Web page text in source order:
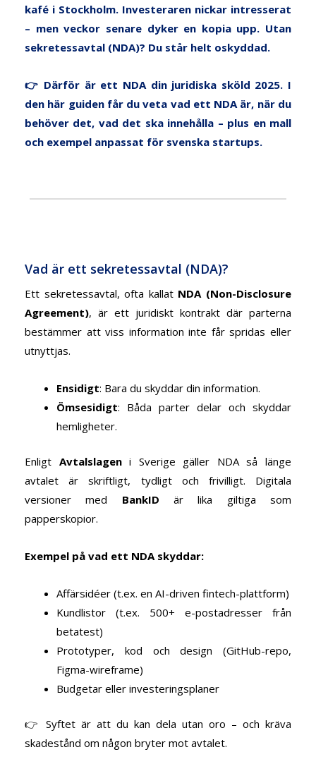
kafé i Stockholm. Investeraren nickar intresserat
– men veckor senare dyker en kopia upp. Utan
sekretessavtal (NDA)? Du står helt oskyddad.
👉 Därför är ett NDA din juridiska sköld 2025. I
den här guiden får du veta vad ett NDA är, när du
behöver det, vad det ska innehålla – plus en mall
och exempel anpassat för svenska startups.
Vad är ett sekretessavtal (NDA)?
Ett sekretessavtal, ofta kallat NDA (Non-Disclosure
Agreement), är ett juridiskt kontrakt där parterna
bestämmer att viss information inte får spridas eller
utnyttjas.
Ensidigt: Bara du skyddar din information.
Ömsesidigt: Båda parter delar och skyddar
hemligheter.
Enligt Avtalslageni Sverige gäller NDA så länge
avtalet är skriftligt, tydligt och frivilligt. Digitala
versioner med BankID är lika giltiga som
papperskopior.
Exempel på vad ett NDA skyddar:
Affärsidéer (t.ex. en AI-driven fintech-plattform)
Kundlistor (t.ex. 500+ e-postadresser från
betatest)
Prototyper, kod och design (GitHub-repo,
Figma-wireframe)
Budgetar eller investeringsplaner
👉 Syftet är att du kan dela utan oro – och kräva
skadestånd om någon bryter mot avtalet.